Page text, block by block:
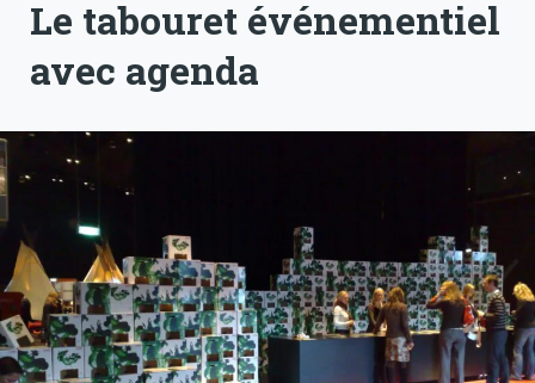
Le tabouret événementiel
avec agenda